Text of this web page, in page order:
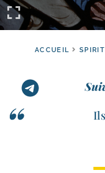
ACCUEIL